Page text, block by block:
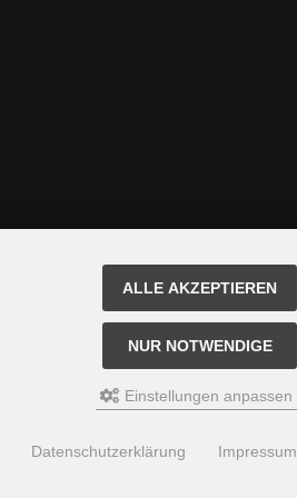
ALLE AKZEPTIEREN
NUR NOTWENDIGE
Einstellungen anpassen
Datenschutzerklärung Impressum